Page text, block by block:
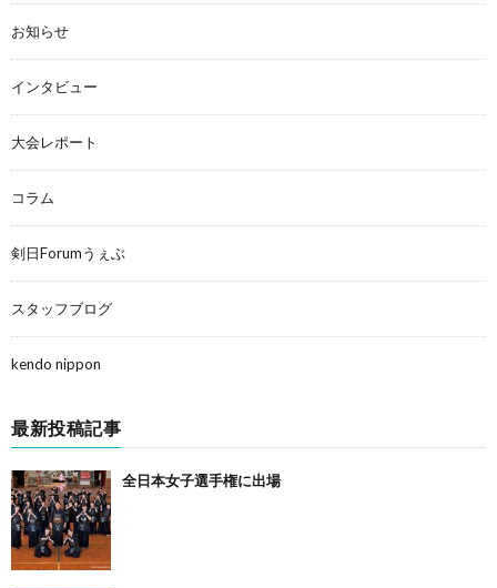
お知らせ
インタビュー
大会レポート
コラム
剣日Forumうぇぶ
スタッフブログ
kendo nippon
最新投稿記事
全日本女子選手権に出場